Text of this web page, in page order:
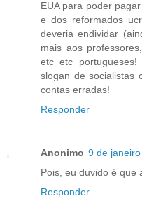
EUA para poder
e dos reformados
deveria endividar
mais aos
etc etc
slogan de socialistas
contas erradas!
Responder
Anonimo 9 de
Pois, eu duvido é que
Responder